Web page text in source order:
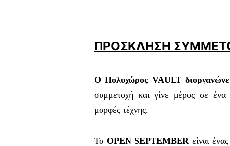
ΠΡΟΣΚΛΗΣH
Ο Πολυχώρος VAULT
συμμετοχή και γίνε μέρος σε ένα
μορφές τέχνης.
Το OPEN SEPTEMBERείναι